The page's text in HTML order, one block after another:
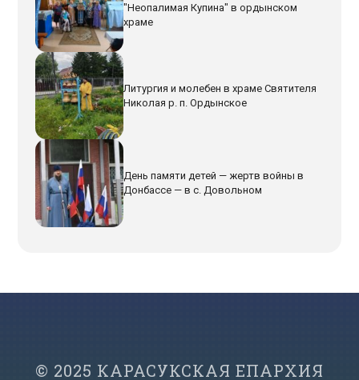
"Неопалимая Купина" в ордынском
храме
Литургия и молебен в храме Святителя
Николая р. п. Ордынское
День памяти детей — жертв войны в
Донбассе — в с. Довольном
© 2025 КАРАСУКСКАЯ ЕПАРХИЯ